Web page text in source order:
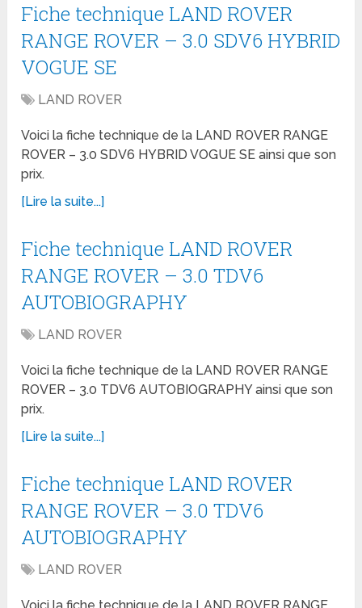
Fiche technique LAND ROVER
RANGE ROVER – 3.0 SDV6 HYBRID
VOGUE SE
LAND ROVER
Voici la fiche technique de la LAND ROVER RANGE
ROVER – 3.0 SDV6 HYBRID VOGUE SE ainsi que son
prix.
[Lire la suite...]
Fiche technique LAND ROVER
RANGE ROVER – 3.0 TDV6
AUTOBIOGRAPHY
LAND ROVER
Voici la fiche technique de la LAND ROVER RANGE
ROVER – 3.0 TDV6 AUTOBIOGRAPHY ainsi que son
prix.
[Lire la suite...]
Fiche technique LAND ROVER
RANGE ROVER – 3.0 TDV6
AUTOBIOGRAPHY
LAND ROVER